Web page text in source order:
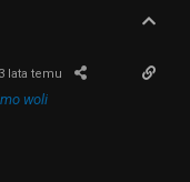
3 lata temu
woli